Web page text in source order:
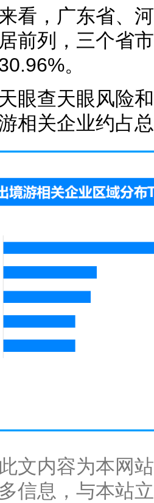
看，广东省、
前列，三个省
。
眼查天眼风险
相关企业约占
文内容为本网
信息，与本站